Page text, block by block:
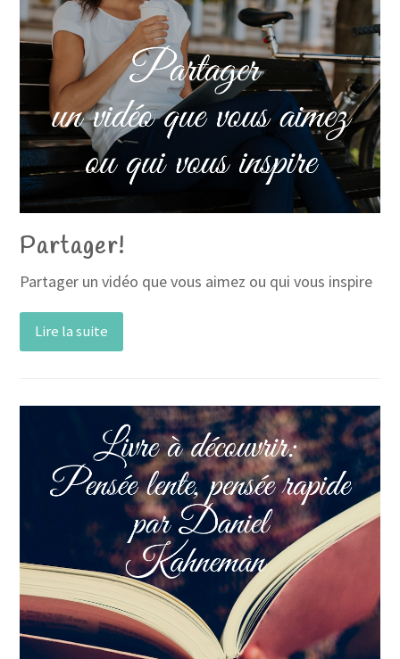
Partager!
Partager un vidéo que vous aimez ou qui vous inspire
Lire la suite